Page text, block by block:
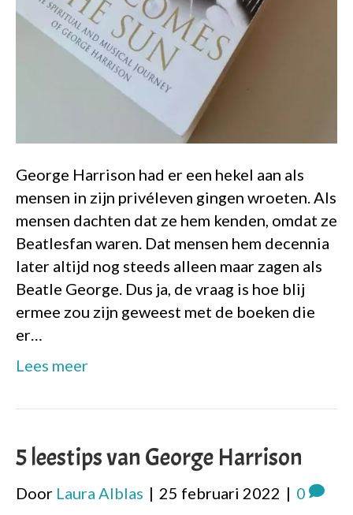
George Harrison had er een hekel aan als
mensen in zijn privéleven gingen wroeten. Als
mensen dachten dat ze hem kenden, omdat ze
Beatlesfan waren. Dat mensen hem decennia
later altijd nog steeds alleen maar zagen als
Beatle George. Dus ja, de vraag is hoe blij
ermee zou zijn geweest met de boeken die
er…
Lees meer
5 leestips van George Harrison
Door Laura Alblas | 25 februari 2022 | 0